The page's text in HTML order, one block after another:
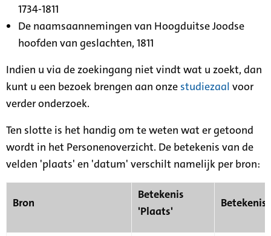
1734-1811
De naamsaannemingen van Hoogduitse Joodse
hoofden van geslachten, 1811
Indien u via de zoekingang niet vindt wat u zoekt, dan
kunt u een bezoek brengen aan onze studiezaal voor
verder onderzoek.
Ten slotte is het handig om te weten wat er getoond
wordt in het Personenoverzicht. De betekenis van de
velden 'plaats' en 'datum' verschilt namelijk per bron:
Bron
Betekenis
'Plaats'